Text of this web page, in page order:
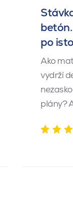
po
Ako
vydrží
plány?